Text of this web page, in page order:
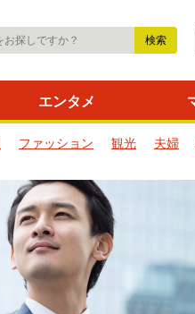
エンタメ
ファッション 観光 夫婦